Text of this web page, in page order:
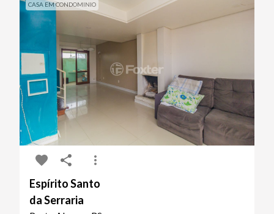
CASA EM CONDOMINIO
Espírito Santo
da Serraria